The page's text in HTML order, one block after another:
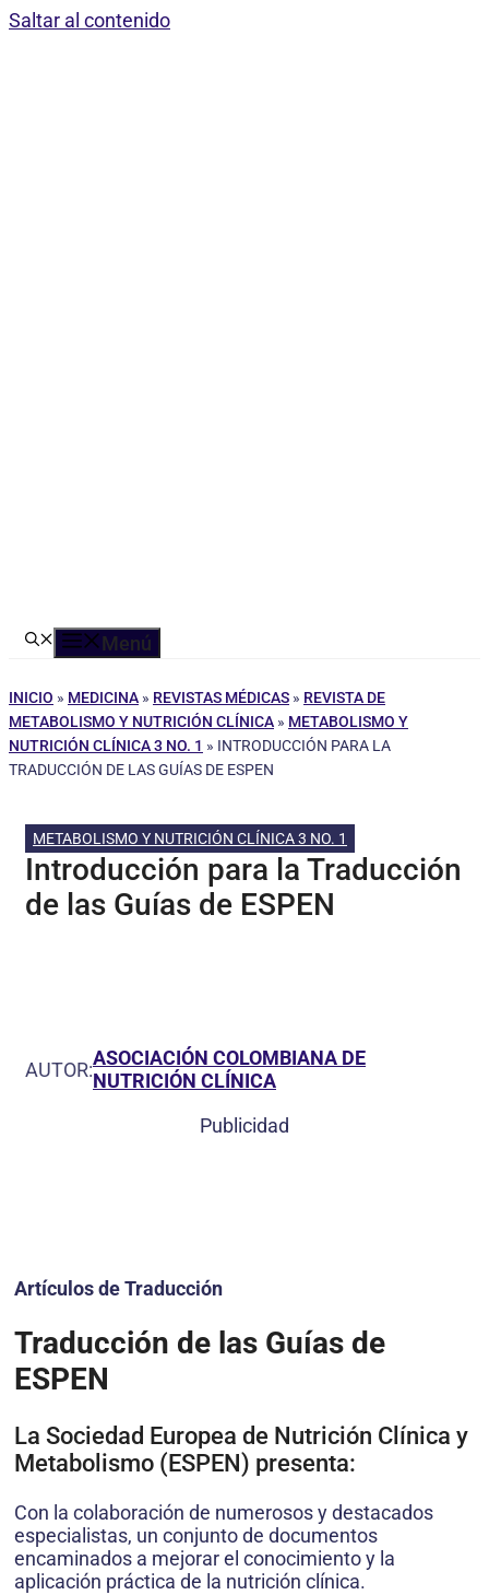
Saltar al contenido
Menú
INICIO » MEDICINA » REVISTAS MÉDICAS » REVISTA DE
METABOLISMO Y NUTRICIÓN CLÍNICA » METABOLISMO Y
NUTRICIÓN CLÍNICA 3 NO. 1 » INTRODUCCIÓN PARA LA
TRADUCCIÓN DE LAS GUÍAS DE ESPEN
METABOLISMO Y NUTRICIÓN CLÍNICA 3 NO. 1
Introducción para la Traducción
de las Guías de ESPEN
AUTOR:ASOCIACIÓN COLOMBIANA DE
NUTRICIÓN CLÍNICA
Publicidad
Artículos de Traducción
Traducción de las Guías de
ESPEN
La Sociedad Europea de Nutrición Clínica y
Metabolismo (ESPEN) presenta:
Con la colaboración de numerosos y destacados
especialistas, un conjunto de documentos
encaminados a mejorar el conocimiento y la
aplicación práctica de la nutrición clínica.